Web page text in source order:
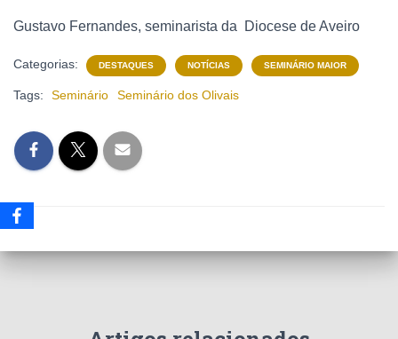
Gustavo Fernandes, seminarista da Diocese de Aveiro
Categorias: DESTAQUES NOTÍCIAS SEMINÁRIO MAIOR
Tags: Seminário Seminário dos Olivais